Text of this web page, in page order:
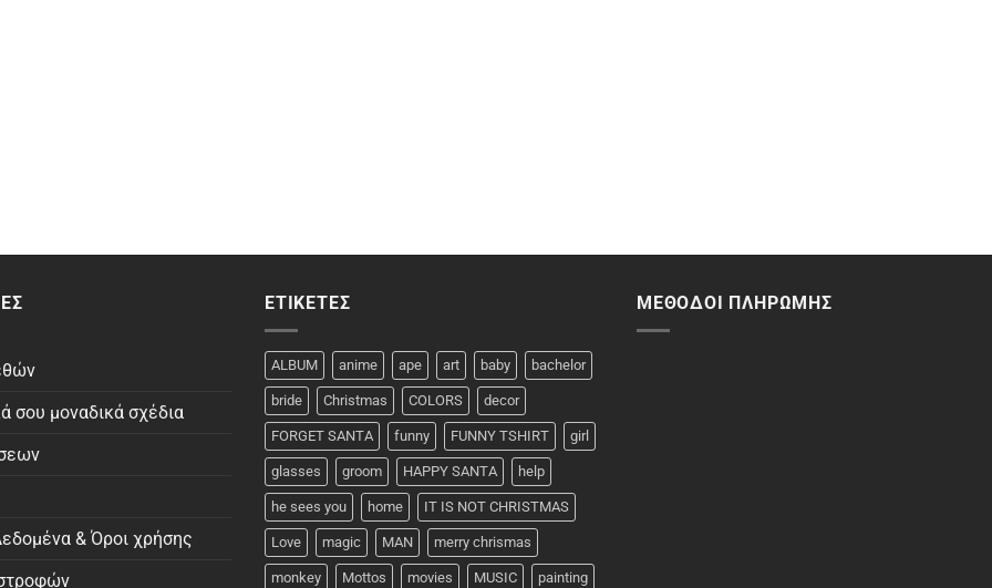
σου μοναδικά σχέδια
& Όροι χρήσης
ΕΤΙΚΈΤΕΣ
ALBUM anime ape art baby bachelor
bride Christmas COLORS decor
FORGET SANTA funny FUNNY TSHIRT girl
glasses groom HAPPY SANTA help
he sees you home IT IS NOT CHRISTMAS
Love magic MAN merry chrismas
monkey Mottos movies MUSIC painting
ΜΈΘΟΔΟΙ ΠΛΗΡΩΜΉΣ